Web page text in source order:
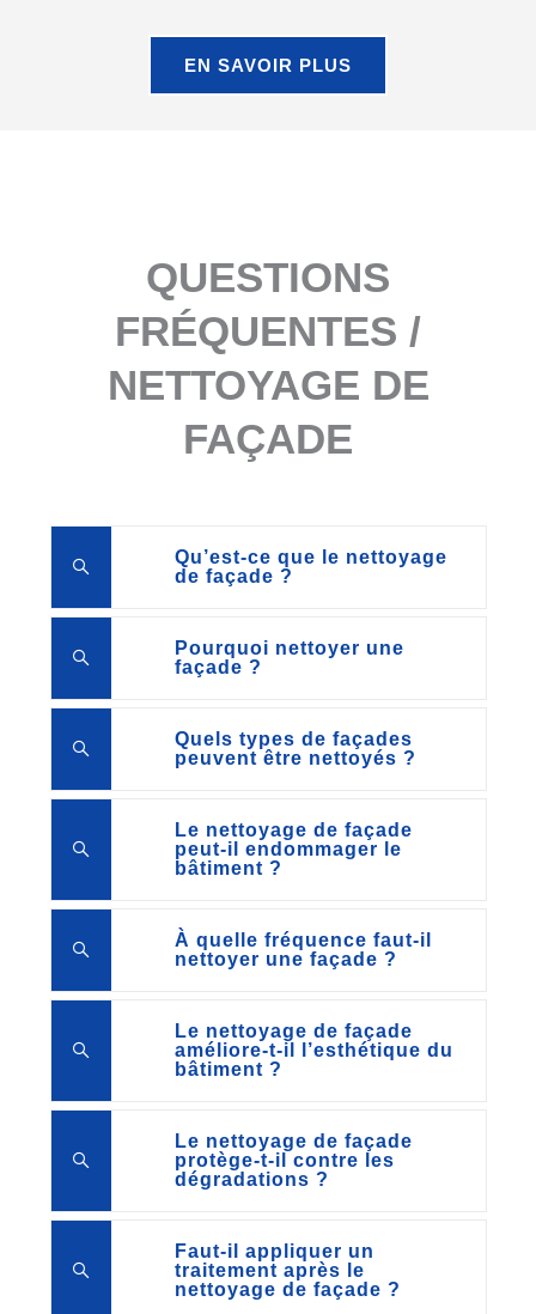
EN SAVOIR PLUS
QUESTIONS
FRÉQUENTES /
NETTOYAGE DE
FAÇADE
Qu’est-ce que le nettoyage
de façade ?
Pourquoi nettoyer une
façade ?
Quels types de façades
peuvent être nettoyés ?
Le nettoyage de façade
peut-il endommager le
bâtiment ?
À quelle fréquence faut-il
nettoyer une façade ?
Le nettoyage de façade
améliore-t-il l’esthétique du
bâtiment ?
Le nettoyage de façade
protège-t-il contre les
dégradations ?
Faut-il appliquer un
traitement après le
nettoyage de façade ?